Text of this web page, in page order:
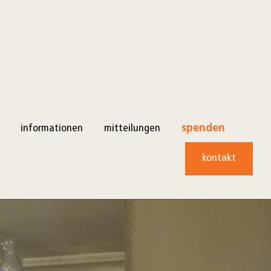
informationen mitteilungen spenden
kontakt